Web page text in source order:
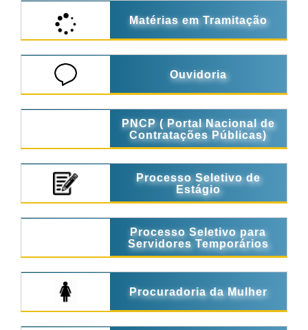
Matérias em Tramitação
Ouvidoria
PNCP ( Portal Nacional de
Contratações Públicas)
Processo Seletivo de
Estágio
Processo Seletivo para
Servidores Temporários
Procuradoria da Mulher